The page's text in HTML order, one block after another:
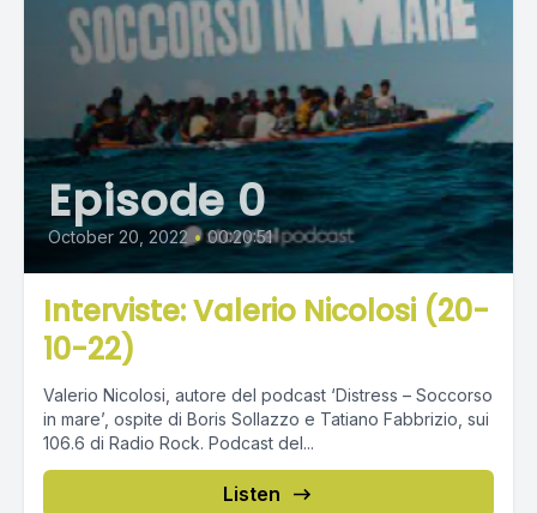
Episode 0
October 20, 2022 • 00:20:51
Interviste: Valerio Nicolosi (20-
10-22)
Valerio Nicolosi, autore del podcast ‘Distress – Soccorso
in mare’, ospite di Boris Sollazzo e Tatiano Fabbrizio, sui
106.6 di Radio Rock. Podcast del...
Listen